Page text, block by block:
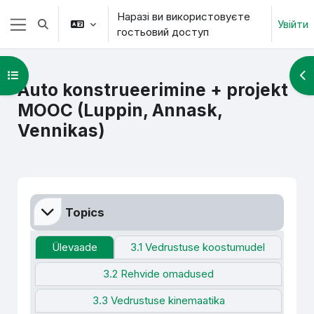
Перейти до головного вмісту
Бокова панель
Переключити введення пошуку
Наразі ви використовуєте
гостьовий доступ
Увійти
Auto konstrueerimine + projekt
MOOC (Luppin, Annask,
Vennikas)
Відкритий покажчик курсу
Схема розділу
Topics
Ülevaade
3.1 Vedrustuse koostumudel
3.2 Rehvide omadused
3.3 Vedrustuse kinemaatika